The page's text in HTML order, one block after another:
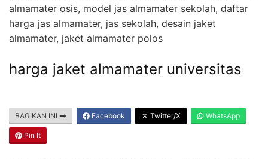
almamater osis, model jas almamater sekolah, daftar
harga jas almamater, jas sekolah, desain jaket
almamater, jaket almamater polos
harga jaket almamater universitas
BAGIKAN INI Facebook Twitter/X WhatsApp
Pin It